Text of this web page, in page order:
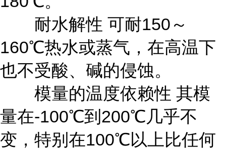
耐水解性 可耐150～
160℃热水或蒸气，在高温下
也不受酸、碱的侵蚀。
模量的温度依赖性 其模
量在-100℃到200℃几乎不
变，特别在100℃以上比任何